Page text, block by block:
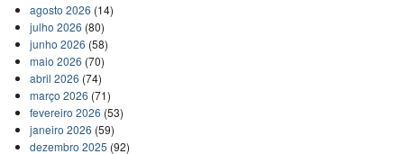
agosto 2026 (14)
julho 2026 (80)
junho 2026 (58)
maio 2026 (70)
abril 2026 (74)
março 2026 (71)
fevereiro 2026 (53)
janeiro 2026 (59)
dezembro 2025 (92)